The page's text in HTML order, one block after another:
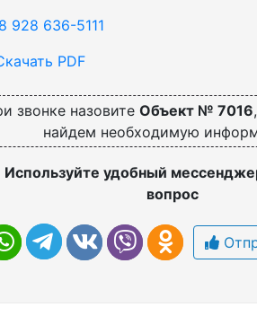
928 636-5111
PDF
звонке назовите Объект № 7016
найдем необходимую
Используйте удобный
вопрос